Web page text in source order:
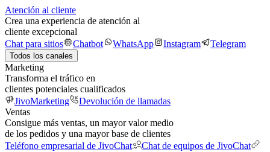
Atención al cliente
Crea una experiencia de atención al
cliente excepcional
Chat para sitios
Chatbot WhatsApp Instagram Telegram
Todos los canales
Marketing
Transforma el tráfico en
clientes potenciales cualificados
JivoMarketing
Devolución de llamadas
Ventas
Consigue más ventas, un mayor valor medio
de los pedidos y una mayor base de clientes
Teléfono empresarial de JivoChat
Chat de equipos de JivoChat